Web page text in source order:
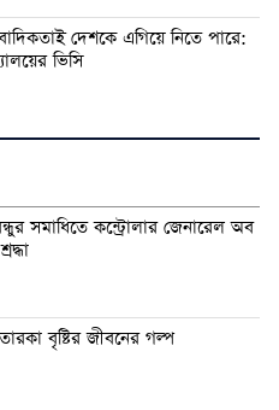
দেশকে এগিয়ে নিতে পারে:
ভিসি
সমাধিতে কন্ট্রোলার জেনারেল অব
বৃষ্টির জীবনের গল্প